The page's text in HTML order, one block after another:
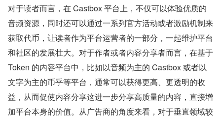
对于读者而言，在 Castbox 平台上，不仅可以体验优质的
音频资源，同时还可以通过一系列官方活动或者激励机制来
获取代币，让读者作为平台运营者的一部分，一起维护平台
和社区的发展壮大。对于作者或者内容分享者而言，在基于
Token 的内容平台中，比如以音频为主的 Castbox 或者以
文字为主的币乎等平台，通常可以获得更高、更透明的收
益，从而促使内容分享这进一步分享高质量的内容，直接增
加平台本身的价值。从广告商的角度来看，对于垂直领域较